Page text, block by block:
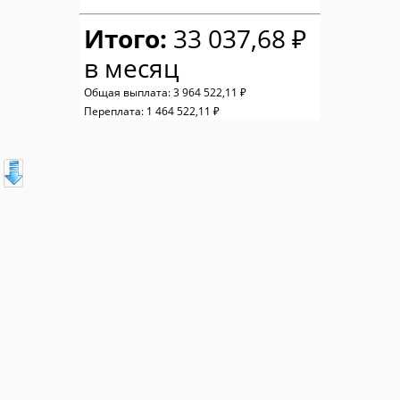
Итого: 33 037,68 ₽
в месяц
Общая выплата: 3 964 522,11 ₽
Переплата: 1 464 522,11 ₽